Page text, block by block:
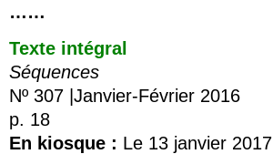
……
Texte intégral
Séquences
Nº 307 |Janvier-Février 2016
p. 18
En kiosque : Le 13 janvier 2017